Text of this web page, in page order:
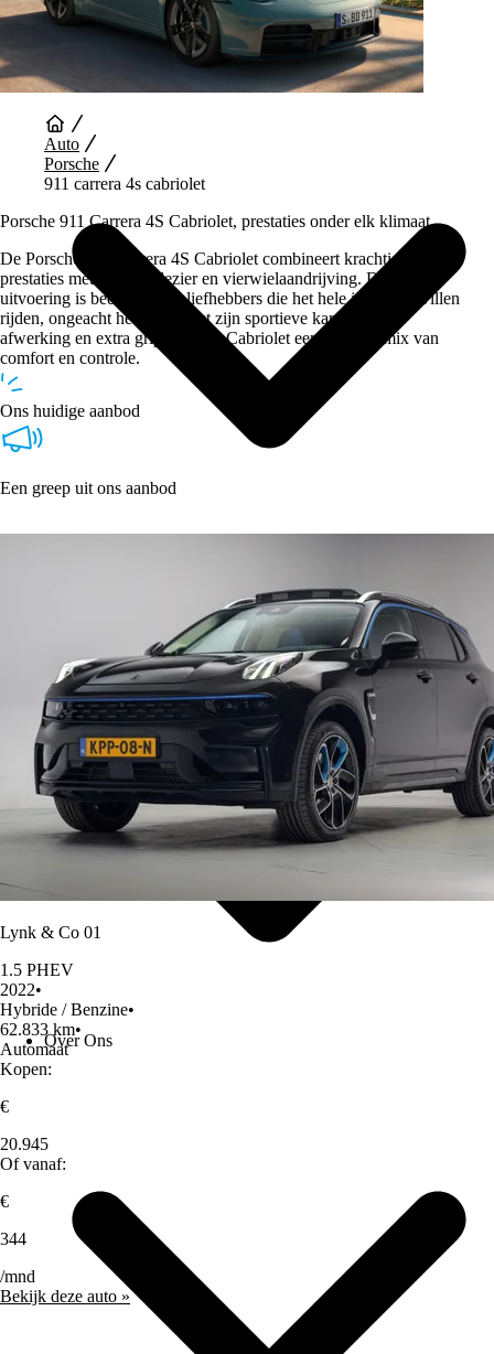
Over Ons
Auto
Porsche
911 carrera 4s cabriolet
Porsche 911 Carrera 4S Cabriolet, prestaties onder elk klimaat
De Porsche 911 Carrera 4S Cabriolet combineert krachtige
prestaties met open rijplezier en vierwielaandrijving. Deze
uitvoering is bedoeld voor liefhebbers die het hele jaar door willen
rijden, ongeacht het weer. Met zijn sportieve karakter, luxe
afwerking en extra grip is de 4S Cabriolet een perfecte mix van
comfort en controle.
Ons huidige aanbod
Een greep uit ons aanbod
Lynk & Co 01
1.5 PHEV
2022•
Hybride / Benzine•
62.833 km•
Automaat
Kopen:
€
20.945
Of vanaf:
€
344
/mnd
Bekijk deze auto »